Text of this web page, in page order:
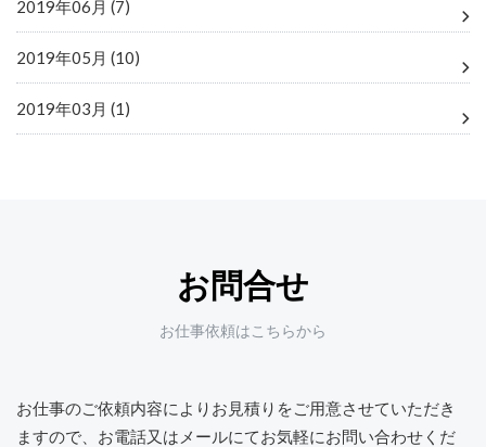
2019年06月 (7)
2019年05月 (10)
2019年03月 (1)
お問合せ
お仕事依頼はこちらから
お仕事のご依頼内容によりお見積りをご用意させていただき
ますので、 お電話又はメールにてお気軽にお問い合わせくだ